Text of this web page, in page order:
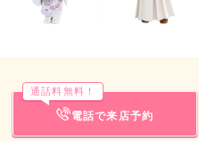
電話で来店予約
通話料無料！